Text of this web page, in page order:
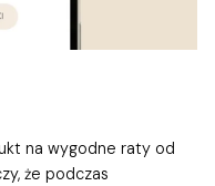
na wygodne raty od
że podczas